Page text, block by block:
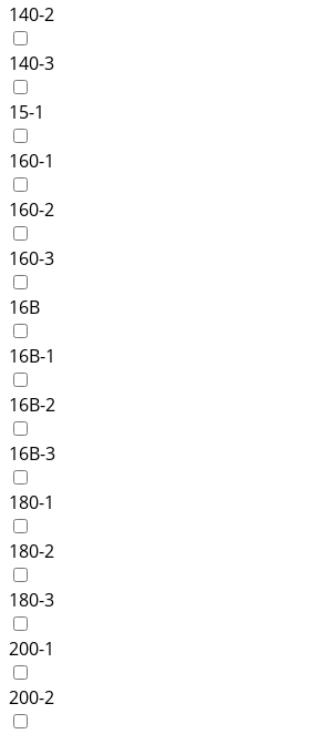
140-2
140-3
15-1
160-1
160-2
160-3
16B
16B-1
16B-2
16B-3
180-1
180-2
180-3
200-1
200-2